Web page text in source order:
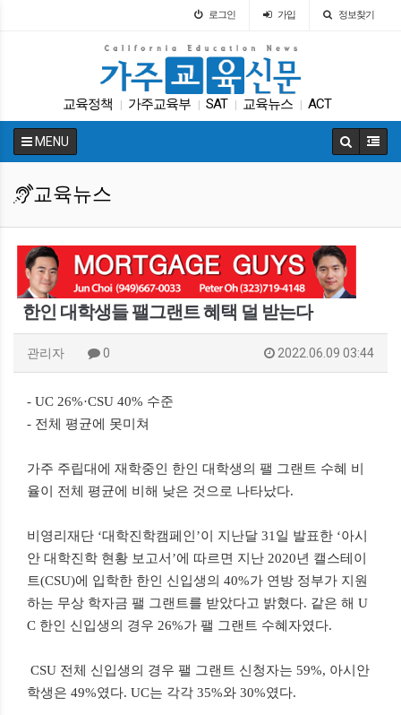
로그인 가입 정보찾기
교육정책 가주교육부 SAT 교육뉴스 ACT
| 에세이 ACT 캘리포니아 교육부 DACA
MENU
교육뉴스
한인 대학생들 팰그랜트 혜택 덜 받는다
관리자 0 2022.06.09 03:44
- UC 26%·CSU 40% 수준
- 전체 평균에 못미쳐
가주 주립대에 재학중인 한인 대학생의 팰 그랜트 수혜 비
율이 전체 평균에 비해 낮은 것으로 나타났다.
비영리재단 ‘대학진학캠페인’이 지난달 31일 발표한 ‘아시
안 대학진학 현황 보고서’에 따르면 지난 2020년 캘스테이
트(CSU)에 입학한 한인 신입생의 40%가 연방 정부가 지원
하는 무상 학자금 팰 그랜트를 받았다고 밝혔다. 같은 해 U
C 한인 신입생의 경우 26%가 팰 그랜트 수혜자였다.
CSU 전체 신입생의 경우 팰 그랜트 신청자는 59%, 아시안
학생은 49%였다. UC는 각각 35%와 30%였다.